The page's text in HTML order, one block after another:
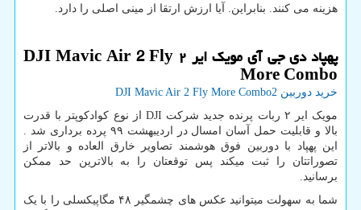
هزینه می کنند. بنابراین. آیا ارزش ارتقا از مینی اصلی را دارد.
پهپاد دی جی آی مویک ایر ۲ DJI Mavic Air 2 Fly
More Combo
خرید دوربین 2
DJI Mavic Air 2 Fly More Combo
مویک ایر ۲ ربات پرنده جدید شرکت
DJI از نوع کوادکوپتر با قدرت
بالا و قابلیت حمل آسان امسال در اردیبهشت ۹۹ پرده برداری شد .
این پهپاد با دوربین فوق هوشمند تصاویر خارق العاده و بالاتر از
تصوراتتان را ثبت میکند پس توقعتان را به بالاترین حد ممکن
برسانید.
شما به سهولت میتوانید عکس های چشمگیر ۴۸ مگاپیکسلی را با یک